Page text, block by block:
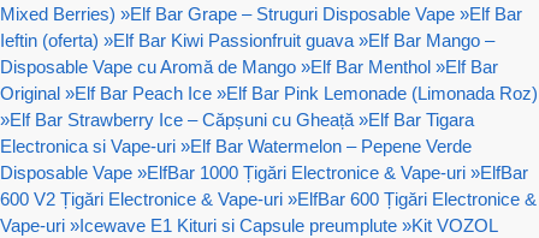
Mixed Berries) »Elf Bar Grape – Struguri Disposable Vape »Elf Bar
Ieftin (oferta) »Elf Bar Kiwi Passionfruit guava »Elf Bar Mango –
Disposable Vape cu Aromă de Mango »Elf Bar Menthol »Elf Bar
Original »Elf Bar Peach Ice »Elf Bar Pink Lemonade (Limonada Roz)
»Elf Bar Strawberry Ice – Căpșuni cu Gheață »Elf Bar Tigara
Electronica si Vape-uri »Elf Bar Watermelon – Pepene Verde
Disposable Vape »ElfBar 1000 Țigări Electronice & Vape-uri »ElfBar
600 V2 Țigări Electronice & Vape-uri »ElfBar 600 Țigări Electronice &
Vape-uri »Icewave E1 Kituri si Capsule preumplute »Kit VOZOL